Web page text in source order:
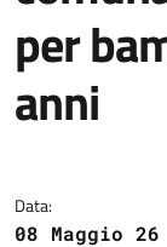
per
anni
Data:
08 Maggio 26